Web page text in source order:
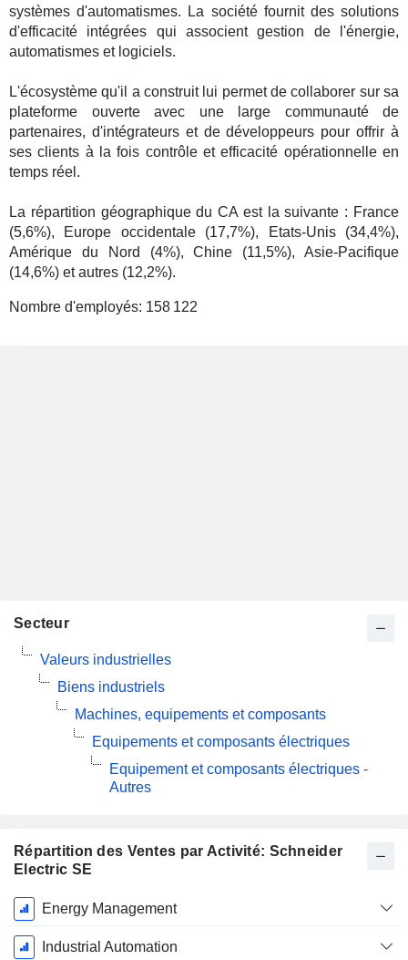
systèmes d'automatismes. La société fournit des solutions
d'efficacité intégrées qui associent gestion de l'énergie,
automatismes et logiciels.
L'écosystème qu'il a construit lui permet de collaborer sur sa
plateforme ouverte avec une large communauté de
partenaires, d'intégrateurs et de développeurs pour offrir à
ses clients à la fois contrôle et efficacité opérationnelle en
temps réel.
La répartition géographique du CA est la suivante : France
(5,6%), Europe occidentale (17,7%), Etats-Unis (34,4%),
Amérique du Nord (4%), Chine (11,5%), Asie-Pacifique
(14,6%) et autres (12,2%).
Nombre d'employés: 158 122
Répartition des Ventes par Activité: Schneider
Electric SE
Période
Fiscale:
Décembre
Energy Management
Industrial Automation
Secteur
Valeurs industrielles
Biens industriels
Machines, equipements et composants
Equipements et composants électriques
Equipement et composants électriques -
Autres